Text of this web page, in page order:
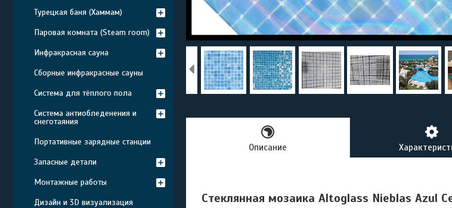
Описание
Стеклянная мозаика Altoglass Nieblas Azul
Турецкая баня (Хаммам)
Паровая комната (Steam room)
Инфракрасная сауна
Сборные инфракрасные сауны
Система для тёплого пола
Система антиобледенения и
снеготаяния
Портативные зарядные станции
Запасные детали
Монтажные работы
Дизайн и 3D визуализация